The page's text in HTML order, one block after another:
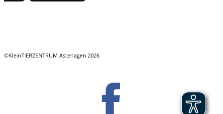
©KleinTIERZENTRUM Asterlagen 2026